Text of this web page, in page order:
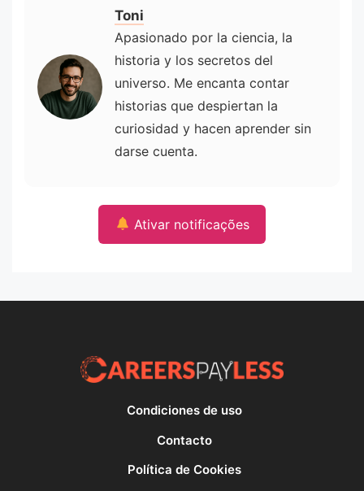
Toni
Apasionado por la ciencia, la
historia y los secretos del
universo. Me encanta contar
historias que despiertan la
curiosidad y hacen aprender sin
darse cuenta.
Ativar notificações
Condiciones de uso
Contacto
Política de Cookies